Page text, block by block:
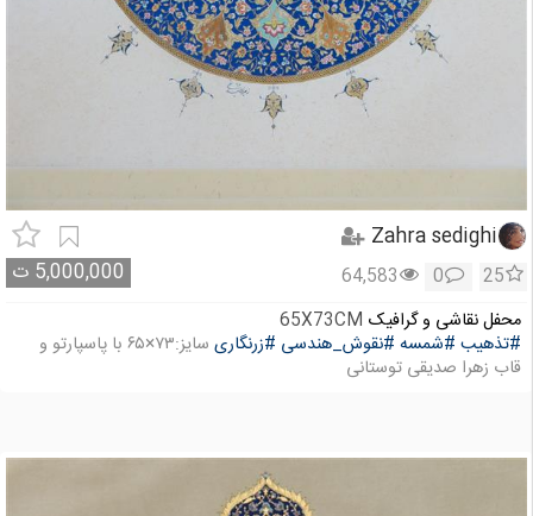
Zahra sedighi
5,000,000 ت 25
0
64,583
محفل نقاشی و گرافیک 65X73CM
#تذهیب #شمسه #نقوش_هندسی #زرنگاری
سایز:۷۳×۶۵ با پاسپارتو و
قاب زهرا صدیقی توستانی